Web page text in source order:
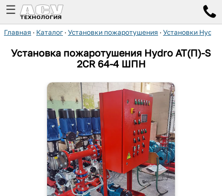
☰
Главная · Каталог · Установки пожаротушения · Установки
Установка пожаротушения Hydro AT(П)-S
2CR 64-4 ШПН